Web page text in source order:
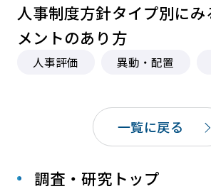
調査・研究トップ
人事制度方針タイプ別に
メントのあり方
人事評価 異動・配置
一覧に戻る